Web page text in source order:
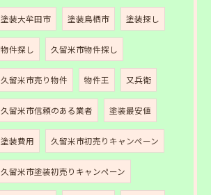
塗装大牟田市 塗装鳥栖市 塗装探し
物件探し 久留米市物件探し
久留米市売り物件 物件王 又兵衛
久留米市信頼のある業者 塗装最安値
塗装費用 久留米市初売りキャンペーン
久留米市塗装初売りキャンペーン